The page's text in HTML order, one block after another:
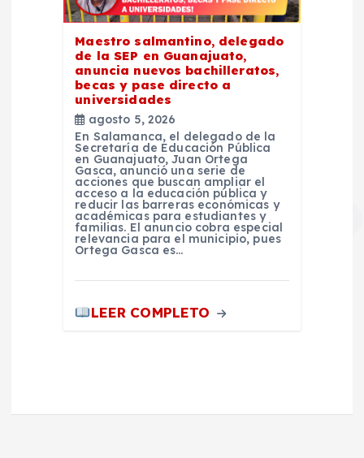
Maestro salmantino, delegado
de la SEP en Guanajuato,
anuncia nuevos bachilleratos,
becas y pase directo a
universidades
agosto 5, 2026
En Salamanca, el delegado de la
Secretaría de Educación Pública
en Guanajuato, Juan Ortega
Gasca, anunció una serie de
acciones que buscan ampliar el
acceso a la educación pública y
reducir las barreras económicas y
académicas para estudiantes y
familias. El anuncio cobra especial
relevancia para el municipio, pues
Ortega Gasca es…
LEER COMPLETO